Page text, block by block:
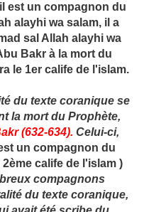
est un compagnon du
alayhi wa salam, il a
sal Allah alayhi wa
Bakr à la mort du
le 1er calife de l'islam.
du texte coranique se
la mort du Prophète,
(632-634). Celui-ci,
un compagnon du
calife de l'islam )
compagnons
du texte coranique,